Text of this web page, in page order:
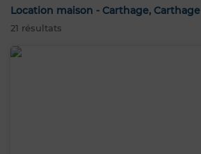
Location maison - Carthage, Carthage
21 résultats